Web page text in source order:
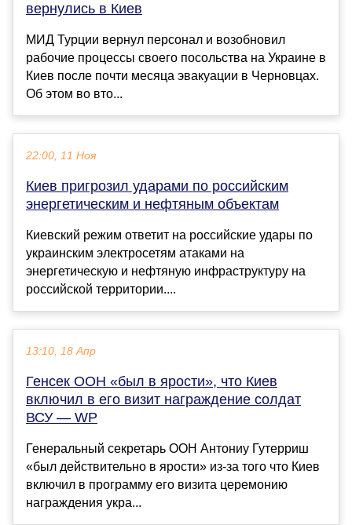
вернулись в Киев
МИД Турции вернул персонал и возобновил
рабочие процессы своего посольства на Украине в
Киев после почти месяца эвакуации в Черновцах.
Об этом во вто...
22:00, 11 Ноя
Киев пригрозил ударами по российским
энергетическим и нефтяным объектам
Киевский режим ответит на российские удары по
украинским электросетям атаками на
энергетическую и нефтяную инфраструктуру на
российской территории....
13:10, 18 Апр
Генсек ООН «был в ярости», что Киев
включил в его визит награждение солдат
ВСУ — WP
Генеральный секретарь ООН Антониу Гутерриш
«был действительно в ярости» из-за того что Киев
включил в программу его визита церемонию
награждения укра...